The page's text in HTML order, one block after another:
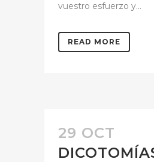
vuestro esfuerzo y...
READ MORE
29 OCT